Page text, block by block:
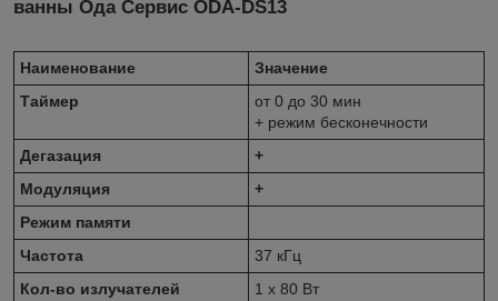
ванны Ода Сервис ODA-DS13
Наименование
Значение
Таймер
от 0 до 30 мин
+ режим бесконечности
Дегазация
+
Модуляция
+
Режим памяти
Частота
37 кГц
Кол-во излучателей
1 x 80 Вт